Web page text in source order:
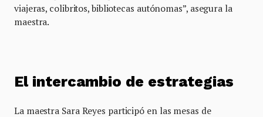
viajeras, colibritos, bibliotecas autónomas”, asegura la
maestra.
El intercambio de estrategias
La maestra Sara Reyes participó en las mesas de